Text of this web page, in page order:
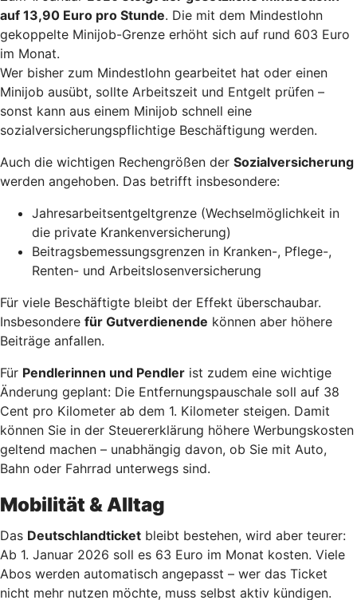
auf 13,90 Euro pro Stunde. Die mit dem Mindestlohn
gekoppelte Minijob-Grenze erhöht sich auf rund 603 Euro
im Monat.
Wer bisher zum Mindestlohn gearbeitet hat oder einen
Minijob ausübt, sollte Arbeitszeit und Entgelt prüfen –
sonst kann aus einem Minijob schnell eine
sozialversicherungspflichtige Beschäftigung werden.
Auch die wichtigen Rechengrößen der Sozialversicherung
werden angehoben. Das betrifft insbesondere:
Jahresarbeitsentgeltgrenze (Wechselmöglichkeit in
die private Krankenversicherung)
Beitragsbemessungsgrenzen in Kranken-, Pflege-,
Renten- und Arbeitslosenversicherung
Für viele Beschäftigte bleibt der Effekt überschaubar.
Insbesondere für Gutverdienende können aber höhere
Beiträge anfallen.
Für Pendlerinnen und Pendler ist zudem eine wichtige
Änderung geplant: Die Entfernungspauschale soll auf 38
Cent pro Kilometer ab dem 1. Kilometer steigen. Damit
können Sie in der Steuererklärung höhere Werbungskosten
geltend machen – unabhängig davon, ob Sie mit Auto,
Bahn oder Fahrrad unterwegs sind.
Mobilität & Alltag
Das Deutschlandticket bleibt bestehen, wird aber teurer:
Ab 1. Januar 2026 soll es 63 Euro im Monat kosten. Viele
Abos werden automatisch angepasst – wer das Ticket
nicht mehr nutzen möchte, muss selbst aktiv kündigen.